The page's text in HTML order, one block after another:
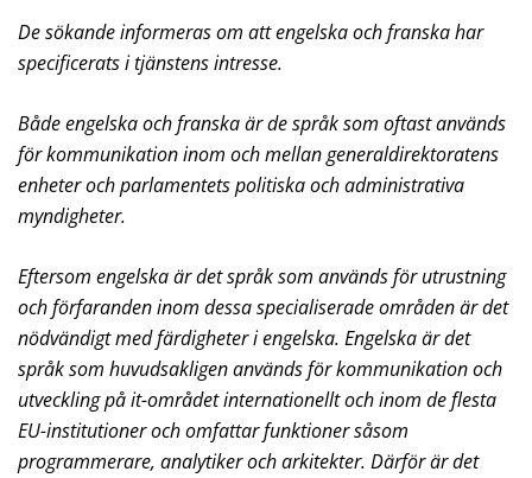
De sökande informeras om att engelska och franska har
specificerats i tjänstens intresse.
Både engelska och franska är de språk som oftast används
för kommunikation inom och mellan generaldirektoratens
enheter och parlamentets politiska och administrativa
myndigheter.
Eftersom engelska är det språk som används för utrustning
och förfaranden inom dessa specialiserade områden är det
nödvändigt med färdigheter i engelska. Engelska är det
språk som huvudsakligen används för kommunikation och
utveckling på it-området internationellt och inom de flesta
EU-institutioner och omfattar funktioner såsom
programmerare, analytiker och arkitekter. Därför är det